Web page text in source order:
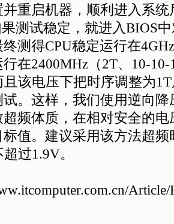
启机器，顺利进入系统
测试稳定，就进入BIOS
测得CPU稳定运行在
在2400MHz（2T、10-
该电压下把时序调整为
。这样，我们使用逆向
超频体质，在相对安全的
值。建议采用该方法超频
超过1.9V。
Article/